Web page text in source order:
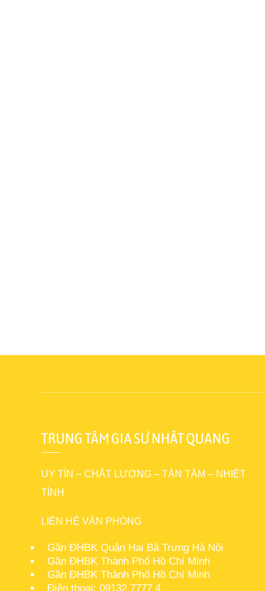
TRUNG TÂM GIA SƯ NHẬT QUANG
UY TÍN – CHẤT LƯỢNG – TẬN TÂM – NHIỆT
TÌNH
LIÊN HỆ VĂN PHÒNG
Gần ĐHBK Quận Hai Bà Trưng Hà Nội
Gần ĐHBK Thành Phố Hồ Chí Minh
Gần ĐHBK Thành Phố Hồ Chí Minh
Điện thoại: 09132 7777 4